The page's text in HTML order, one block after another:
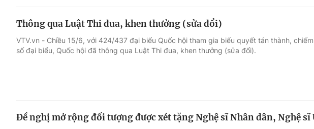
Thông qua Luật Thi đua, khen thưởng (sửa đổi)
VTV.vn - Chiều 15/6, với 424/437 đại biểu Quốc hội tham gia biểu quyết tán thành,
số đại biểu, Quốc hội đã thông qua Luật Thi đua, khen thưởng (sửa đổi).
Đề nghị mở rộng đối tượng được xét tặng Nghệ sĩ Nhân dân, Nghệ sĩ